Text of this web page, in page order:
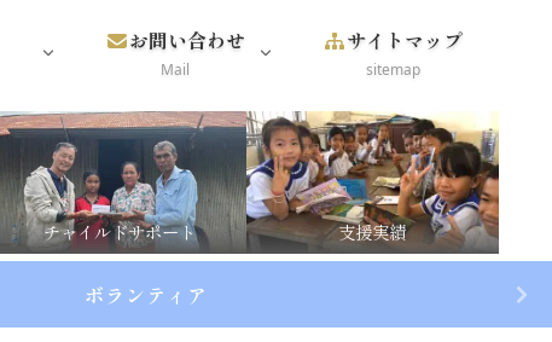
お問い合わせ
Mail
サイトマップ
sitemap
チャイルドサポート 支援実績
ボランティア